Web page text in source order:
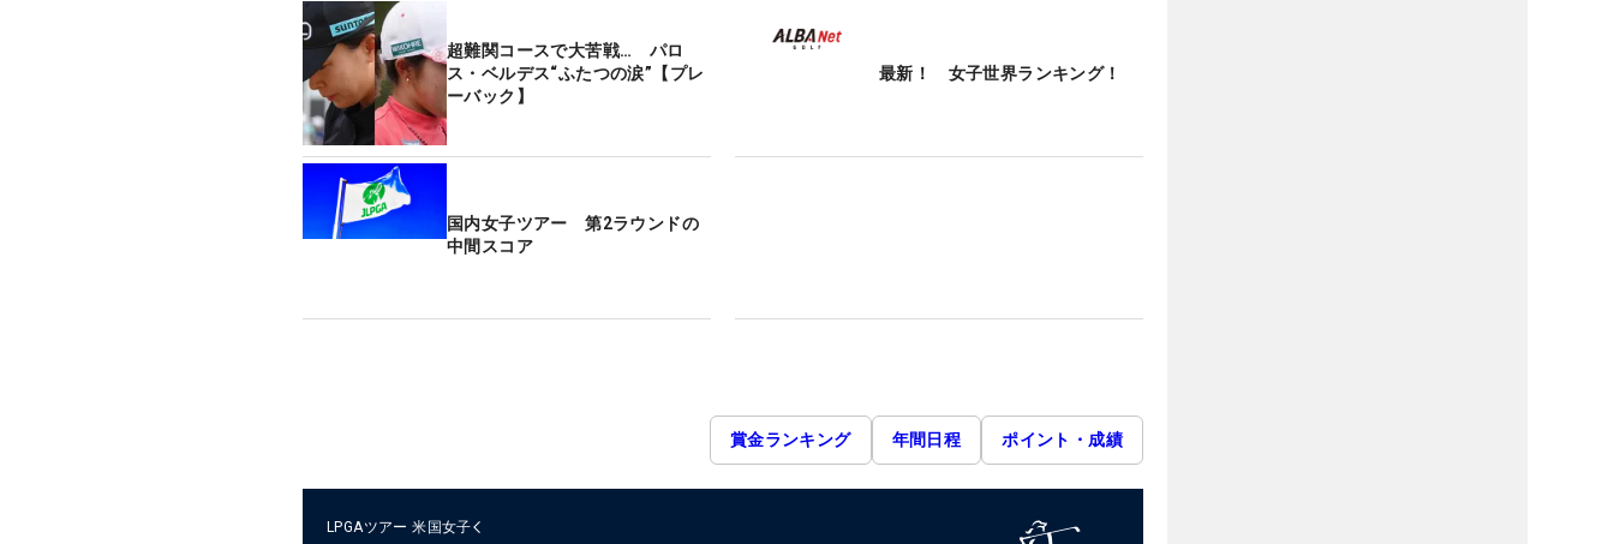
超難関コースで大苦戦… パロ
ス・ベルデス“ふたつの涙”【プレ
ーバック】
最新！ 女子世界ランキング！
国内女子ツアー 第2ラウンドの
中間スコア
賞金ランキング 年間日程 ポイント・成績
LPGAツアー 米国女子